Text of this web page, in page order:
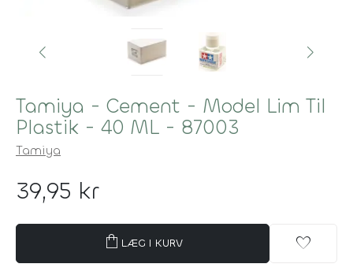
Tamiya - Cement - Model Lim Til
Plastik - 40 ML - 87003
Tamiya
39,95 kr
shopping_bag LÆG I KURV favorite